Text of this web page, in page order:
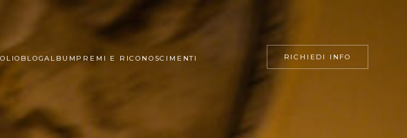
BLOGALBUM PREMI E RICONOSCIMENTI RICHIEDI INFO